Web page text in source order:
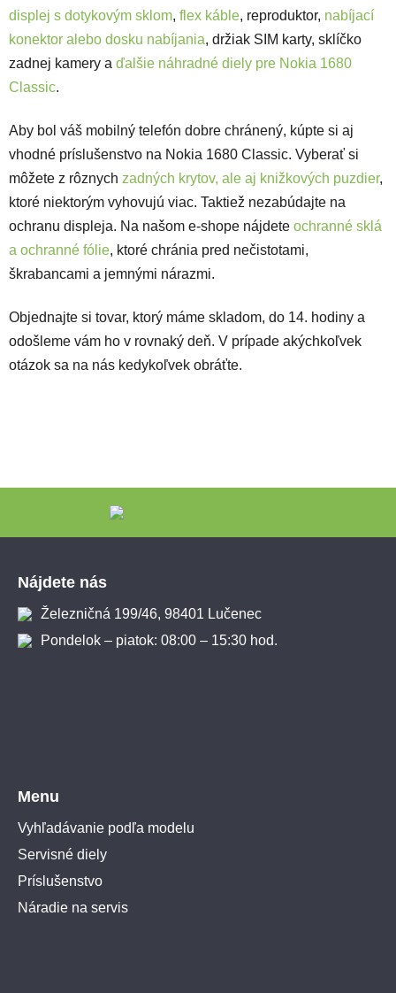
displej s dotykovým sklom, flex káble, reproduktor, nabíjací
konektor alebo dosku nabíjania, držiak SIM karty, sklíčko
zadnej kamery a ďalšie náhradné diely pre Nokia 1680
Classic.
Aby bol váš mobilný telefón dobre chránený, kúpte si aj
vhodné príslušenstvo na Nokia 1680 Classic. Vyberať si
môžete z rôznych zadných krytov, ale aj knižkových puzdier,
ktoré niektorým vyhovujú viac. Taktiež nezabúdajte na
ochranu displeja. Na našom e-shope nájdete ochranné sklá
a ochranné fólie, ktoré chránia pred nečistotami,
škrabancami a jemnými nárazmi.
Objednajte si tovar, ktorý máme skladom, do 14. hodiny a
odošleme vám ho v rovnaký deň. V prípade akýchkoľvek
otázok sa na nás kedykoľvek obráťte.
Nájdete nás
Železničná 199/46, 98401 Lučenec
Pondelok – piatok: 08:00 – 15:30 hod.
Menu
Vyhľadávanie podľa modelu
Servisné diely
Príslušenstvo
Náradie na servis